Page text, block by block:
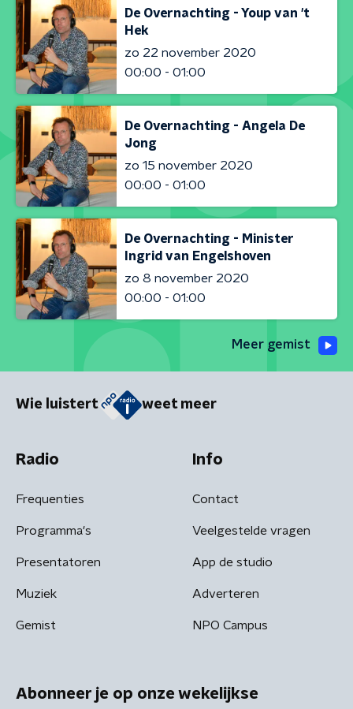
De Overnachting - Youp van 't
Hek
zo 22 november 2020
00:00 - 01:00
De Overnachting - Angela De
Jong
zo 15 november 2020
00:00 - 01:00
De Overnachting - Minister
Ingrid van Engelshoven
zo 8 november 2020
00:00 - 01:00
Meer gemist
Wie luistert weet meer
Radio
Frequenties
Programma's
Presentatoren
Muziek
Gemist
Info
Contact
Veelgestelde vragen
App de studio
Adverteren
NPO Campus
Abonneer je op onze wekelijkse